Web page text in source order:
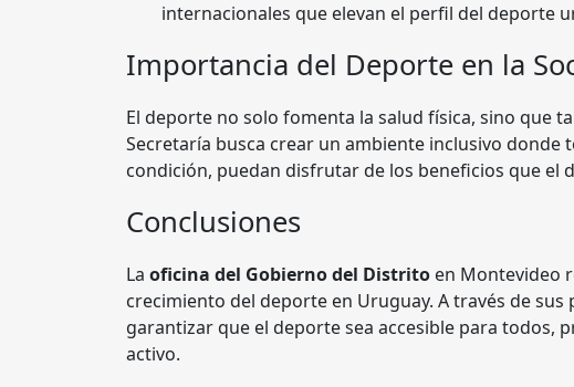
internacionales que elevan el perfil del deporte
Importancia del Deporte en la
El deporte no solo fomenta la salud física, sino que
Secretaría busca crear un ambiente inclusivo donde
condición, puedan disfrutar de los beneficios que el
Conclusiones
La oficina del Gobierno del Distrito en Montevideo
crecimiento del deporte en Uruguay. A través de
garantizar que el deporte sea accesible para todos,
activo.